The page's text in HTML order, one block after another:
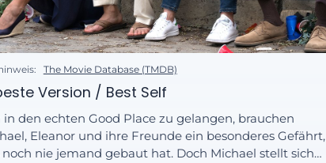
The Movie Database (TMDB)
Version / Best Self
in den echten Good Place zu gelangen, brauchen
Eleanor und ihre Freunde ein besonderes Gefährt,
noch nie jemand gebaut hat. Doch Michael stellt sich